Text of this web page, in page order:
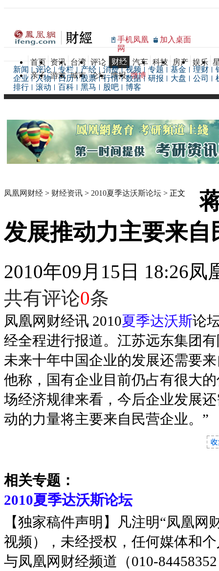
手机凤凰
网
加入桌面
首页 资讯 台湾 评论 财经 汽车 科技 房产 娱乐
亲子 游戏 城市 论坛 博报 微博
新闻 评论 专栏 产经 消费 视频 专题 基金 理财
企业
人物 日历 股票 行情 数据 研报 大盘 公司
排行
滚动 百科 黑马 股吧 博客
凤凰网财经 > 财经资讯 > 2010夏季达沃斯论坛 > 正文
发展推动力主要来自
2010年09月15日 18:26凤
共有评论0条
凤凰网财经讯 2010夏季达沃斯论
经全程进行报道。江苏远东集团
未来十年中国企业的发展还需要
他称，国有企业目前仍占有很大
场经济规律来看，今后企业发展
动的力量将主要来自民营企业。”
相关专题：
2010夏季达沃斯论坛
【独家稿件声明】凡注明“凤凰
视频），未经授权，任何媒体和
与凤凰网财经频道（010-